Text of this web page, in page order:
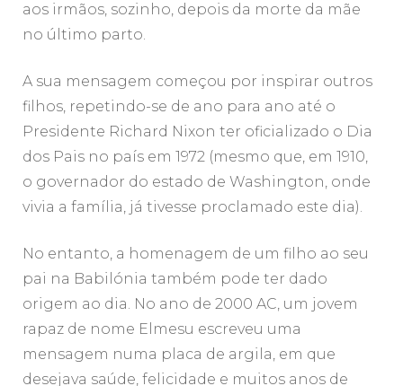
aos irmãos, sozinho, depois da morte da mãe
no último parto.
A sua mensagem começou por inspirar outros
filhos, repetindo-se de ano para ano até o
Presidente Richard Nixon ter oficializado o Dia
dos Pais no país em 1972 (mesmo que, em 1910,
o governador do estado de Washington, onde
vivia a família, já tivesse proclamado este dia).
No entanto, a homenagem de um filho ao seu
pai na Babilónia também pode ter dado
origem ao dia. No ano de 2000 AC, um jovem
rapaz de nome Elmesu escreveu uma
mensagem numa placa de argila, em que
desejava saúde, felicidade e muitos anos de